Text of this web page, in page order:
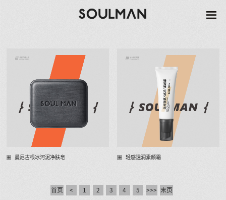
+ 曼尼古根冰河泥净肤皂 + 轻感透润素颜霜
首页 < 1 2 3 4 5 >>> 末页